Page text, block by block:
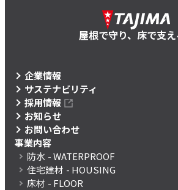
屋根で守り、床で支え
企業情報
サステナビリティ
採用情報
お知らせ
お問い合わせ
事業内容
防水 - WATERPROOF
住宅建材 - HOUSING
床材 - FLOOR